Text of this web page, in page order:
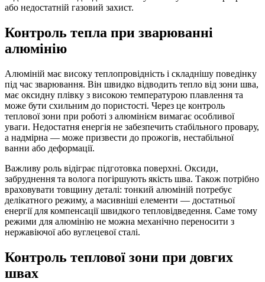
або недостатній газовий захист.
Контроль тепла при зварюванні
алюмінію
Алюміній має високу теплопровідність і складнішу поведінку
під час зварювання. Він швидко відводить тепло від зони шва,
має оксидну плівку з високою температурою плавлення та
може бути схильним до пористості. Через це контроль
теплової зони при роботі з алюмінієм вимагає особливої
уваги. Недостатня енергія не забезпечить стабільного провару,
а надмірна — може призвести до прожогів, нестабільної
ванни або деформації.
Важливу роль відіграє підготовка поверхні. Оксиди,
забруднення та волога погіршують якість шва. Також потрібно
враховувати товщину деталі: тонкий алюміній потребує
делікатного режиму, а масивніші елементи — достатньої
енергії для компенсації швидкого тепловідведення. Саме тому
режими для алюмінію не можна механічно переносити з
нержавіючої або вуглецевої сталі.
Контроль теплової зони при довгих
швах